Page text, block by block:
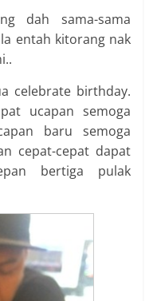
dah sama-sama
entah kitorang nak
celebrate birthday.
ucapan semoga
baru semoga
cepat-cepat dapat
bertiga pulak